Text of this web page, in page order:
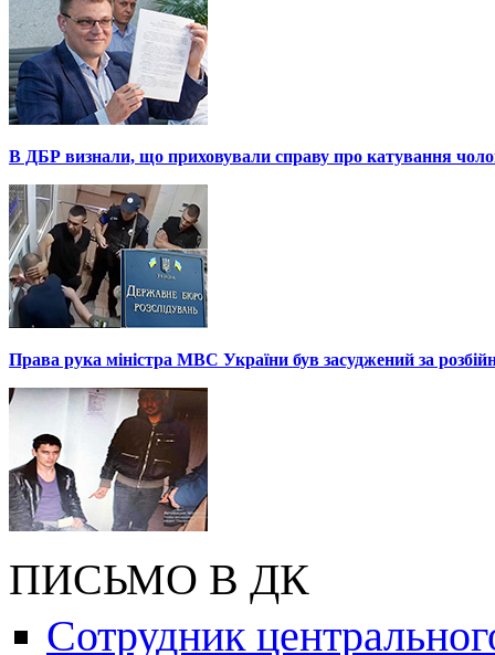
В ДБР визнали, що приховували справу про катування
Права рука міністра МВС України був засуджений за
ПИСЬМО В ДК
Сотрудник